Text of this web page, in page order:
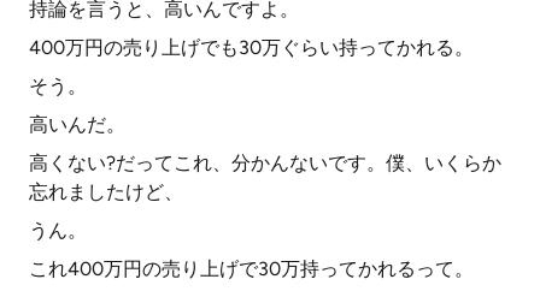
持論を言うと、高いんですよ。
400万円の売り上げでも30万ぐらい持ってかれる。
そう。
高いんだ。
高くない?だってこれ、分かんないです。僕、いくらか
忘れましたけど、
うん。
これ400万円の売り上げで30万持ってかれるって。